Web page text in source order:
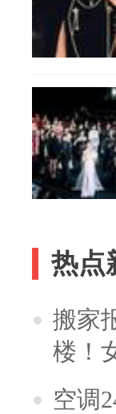
热点
搬家
楼！
空调